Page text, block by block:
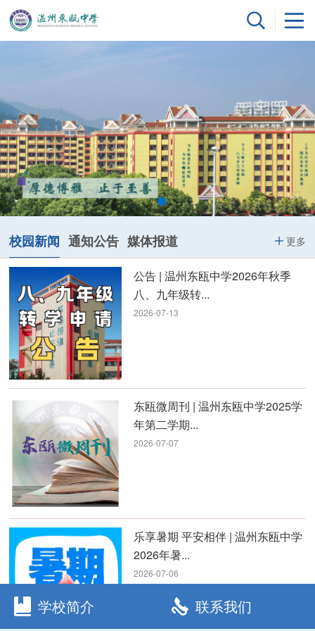
校园新闻 通知公告 媒体报道 更多
公告 | 温州东瓯中学2026年秋季
八、九年级转...
2026-07-13
东瓯微周刊 | 温州东瓯中学2025学
年第二学期...
2026-07-07
乐享暑期 平安相伴 | 温州东瓯中学
2026年暑...
2026-07-06
学校简介 联系我们